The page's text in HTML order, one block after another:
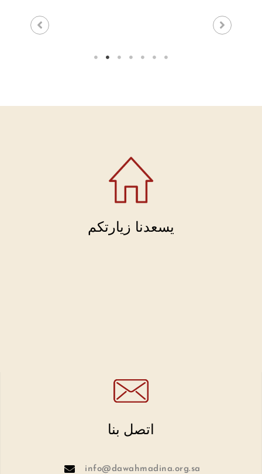
يسعدنا زيارتكم
اتصل بنا
info@dawahmadina.org.sa